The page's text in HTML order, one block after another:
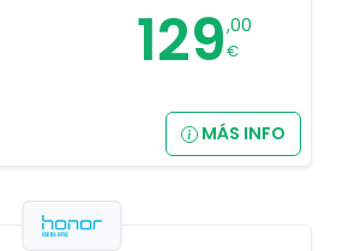
129,00
€
MÁS INFO